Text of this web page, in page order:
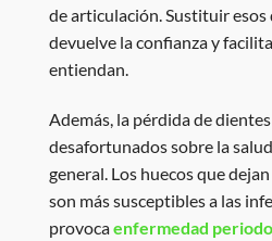
de articulación. Sustituir
devuelve la confianza y
entiendan.
Además, la pérdida de
desafortunados sobre la
general. Los huecos que
son más susceptibles a las
provocaenfermedad